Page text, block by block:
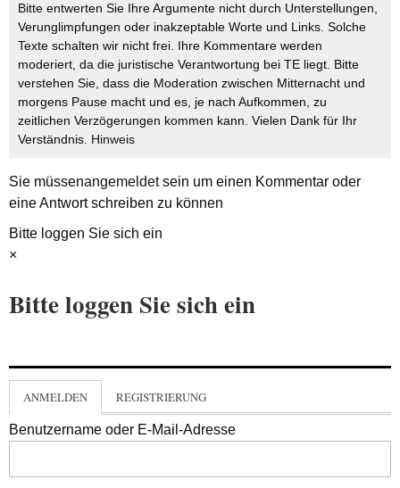
Bitte entwerten Sie Ihre Argumente nicht durch Unterstellungen,
Verunglimpfungen oder inakzeptable Worte und Links. Solche
Texte schalten wir nicht frei. Ihre Kommentare werden
moderiert, da die juristische Verantwortung bei TE liegt. Bitte
verstehen Sie, dass die Moderation zwischen Mitternacht und
morgens Pause macht und es, je nach Aufkommen, zu
zeitlichen Verzögerungen kommen kann. Vielen Dank für Ihr
Verständnis. Hinweis
Sie müssenangemeldetsein um einen Kommentar oder
eine Antwort schreiben zu können
Bitte loggen Sie sich ein
×
Bitte loggen Sie sich ein
ANMELDEN REGISTRIERUNG
Benutzername oder E-Mail-Adresse